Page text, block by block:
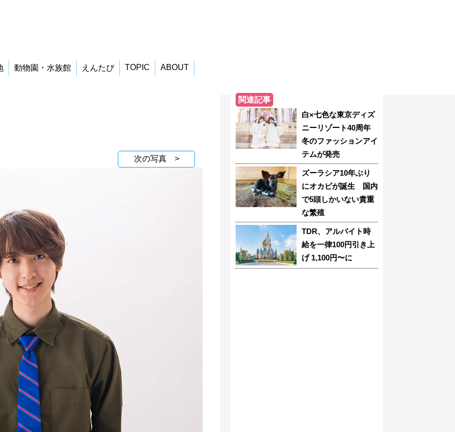
動物園・水族館 えんたび TOPIC ABOUT
次の写真 >
関連記事
白×七色な東京ディズ
ニーリゾート40周年
冬のファッションアイ
テムが発売
ズーラシア10年ぶり
にオカピが誕生 国内
で5頭しかいない貴重
な繁殖
TDR、アルバイト時
給を一律100円引き上
げ 1,100円〜に